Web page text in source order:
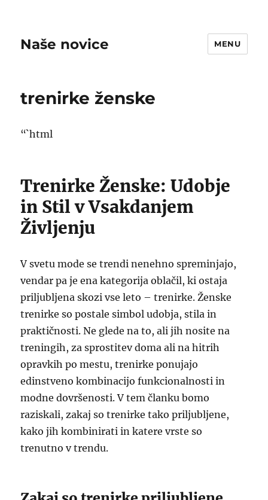
Naše novice MENU
trenirke ženske
“`html
Trenirke Ženske: Udobje
in Stil v Vsakdanjem
Življenju
V svetu mode se trendi nenehno spreminjajo,
vendar pa je ena kategorija oblačil, ki ostaja
priljubljena skozi vse leto – trenirke. Ženske
trenirke so postale simbol udobja, stila in
praktičnosti. Ne glede na to, ali jih nosite na
treningih, za sprostitev doma ali na hitrih
opravkih po mestu, trenirke ponujajo
edinstveno kombinacijo funkcionalnosti in
modne dovršenosti. V tem članku bomo
raziskali, zakaj so trenirke tako priljubljene,
kako jih kombinirati in katere vrste so
trenutno v trendu.